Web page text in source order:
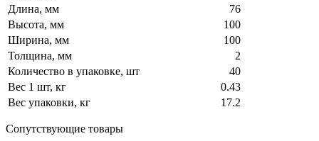
Длина, мм
76
Высота, мм
100
Ширина, мм
100
Толщина, мм
2
Количество в упаковке, шт
40
Вес 1 шт, кг
0.43
Вес упаковки, кг
17.2
Сопутствующие товары